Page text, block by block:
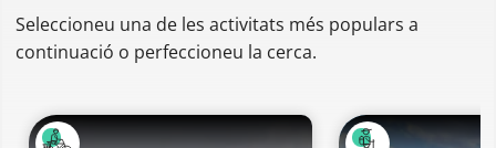
Seleccioneu una de les activitats més populars a
continuació o perfeccioneu la cerca.